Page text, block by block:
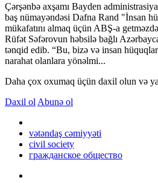
Çərşənbə axşamı Bayden
baş nümayəndəsi Dafna Rand "İnsan
mükafatını almaq üçün ABŞ-a
Rüfət Səfərovun həbsilə bağlı
tənqid edib. “Bu, bizə və insan
narahat olanlara yönəlmi...
Daha çox oxumaq üçün daxil olun və
Daxil ol Abunə ol
vətəndaş cəmiyyəti
civil society
гражданское общество